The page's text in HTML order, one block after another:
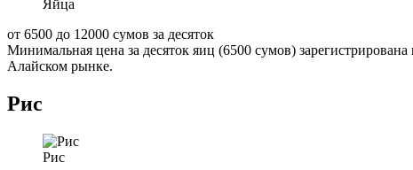
Яйца
от 6500 до 12000 сумов за десяток
Минимальная цена за десяток яиц (6500 сумов)
Алайском рынке.
Рис
Рис